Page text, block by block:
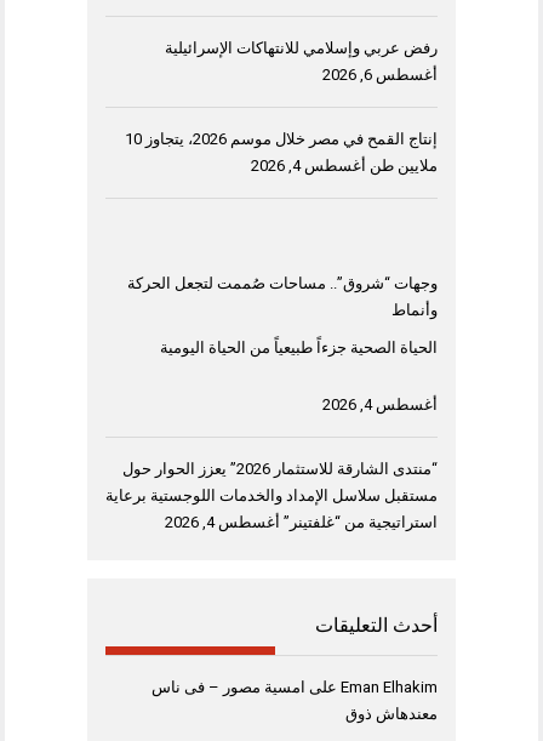
رفض عربي وإسلامي للانتهاكات الإسرائيلية
أغسطس 6, 2026
إنتاج القمح في مصر خلال موسم 2026، يتجاوز 10
ملايين طن أغسطس 4, 2026
وجهات “شروق”.. مساحات صُممت لتجعل الحركة
وأنماط
الحياة الصحية جزءاً طبيعياً من الحياة اليومية
أغسطس 4, 2026
“منتدى الشارقة للاستثمار 2026” يعزز الحوار حول
مستقبل سلاسل الإمداد والخدمات اللوجستية برعاية
استراتيجية من “غلفتينر” أغسطس 4, 2026
أحدث التعليقات
Eman Elhakim على امسية مصور – فى ناس
معندهاش ذوق